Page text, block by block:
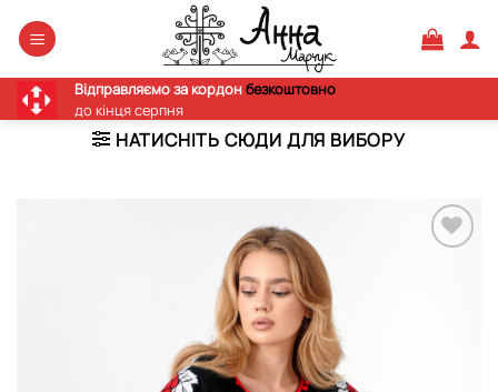
Відправляємо за кордонбезкоштовно
до кінця серпня
НАТИСНІТЬ СЮДИ ДЛЯ ВИБОРУ